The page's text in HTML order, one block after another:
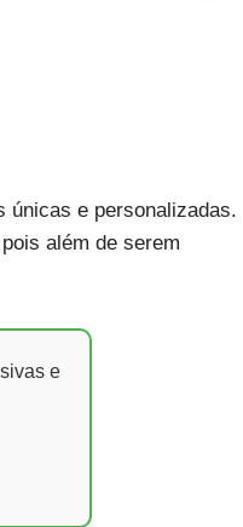
únicas e personalizadas.
além de serem
e